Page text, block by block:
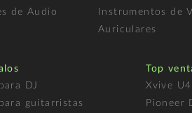
de Audio
Instrumentos de
Auriculares
DJ
guitarristas
Top
Xvive
Pioneer